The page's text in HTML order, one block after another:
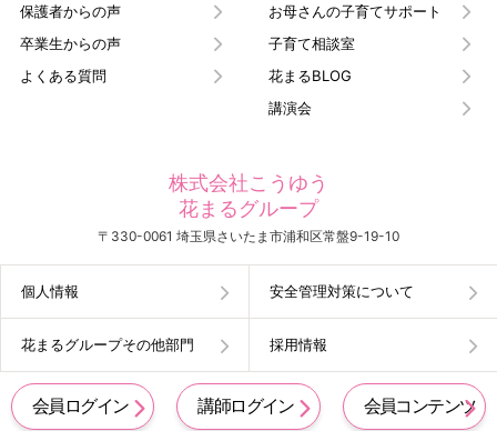
保護者からの声
卒業生からの声
よくある質問
お母さんの子育てサポート
子育て相談室
花まるBLOG
講演会
株式会社こうゆう
花まるグループ
〒330-0061 埼玉県さいたま市浦和区常盤9-19-10
個人情報 安全管理対策について
花まるグループその他部門 採用情報
会員ログイン 講師ログイン 会員コンテンツ